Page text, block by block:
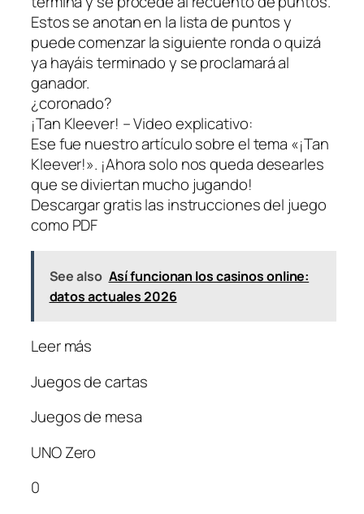
Estos se anotan en la lista de puntos y
puede comenzar la siguiente ronda o quizá
ya hayáis terminado y se proclamará al
ganador.
¿coronado?
¡Tan Kleever! – Video explicativo:
Ese fue nuestro artículo sobre el tema «¡Tan
Kleever!». ¡Ahora solo nos queda desearles
que se diviertan mucho jugando!
Descargar gratis las instrucciones del juego
como PDF
See also Así funcionan los casinos online:
datos actuales 2026
Leer más
Juegos de cartas
Juegos de mesa
UNO Zero
0